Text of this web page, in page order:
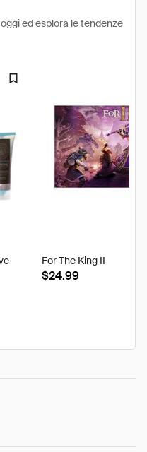
ed esplora le tendenze
For The King II
$24.99